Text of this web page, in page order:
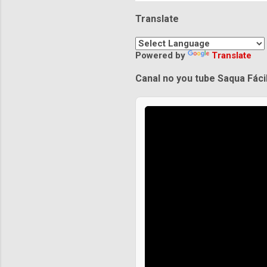
Translate
Powered by Translate
Canal no you tube Saqua